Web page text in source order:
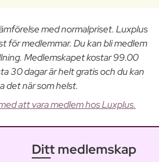
med normalpriset. Luxplus
för medlemmar. Du kan bli medlem
Medlemskapet kostar 99.00
30 dagar är helt gratis och du kan
det när som helst.
att vara medlem hos Luxplus.
Ditt medlemskap